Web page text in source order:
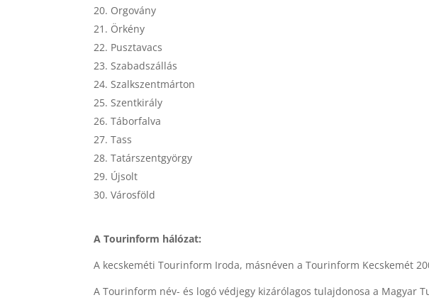
Orgovány
Örkény
Pusztavacs
Szabadszállás
Szalkszentmárton
Szentkirály
Táborfalva
Tass
Tatárszentgyörgy
Újsolt
Városföld
A Tourinform hálózat:
A kecskeméti Tourinform Iroda, másnéven a Tourinform Kecskemét
A Tourinform név- és logó védjegy kizárólagos tulajdonosa a Magyar